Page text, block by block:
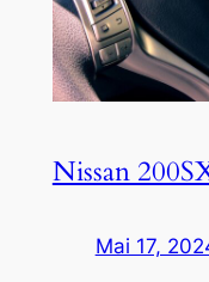
Nissan
Mai 17,